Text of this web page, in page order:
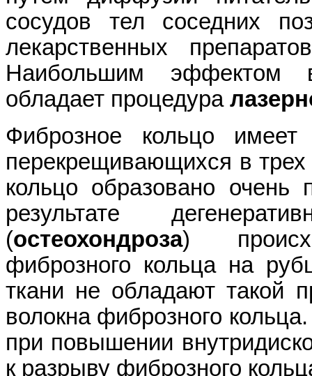
сосудов тел соседних
лекарственных
Наибольшим эффектом
обладает процедура
Фиброзное кольцо
перекрещивающихся в
кольцо образовано
результате
(остеохондроза)
фиброзного кольца на
ткани не обладают такой
волокна фиброзного
при повышении
к разрыву фиброзного